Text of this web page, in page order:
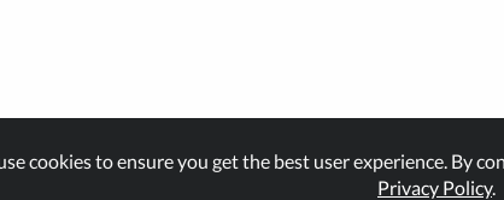
cookies to ensure you get the best user experience. By
Privacy Policy.